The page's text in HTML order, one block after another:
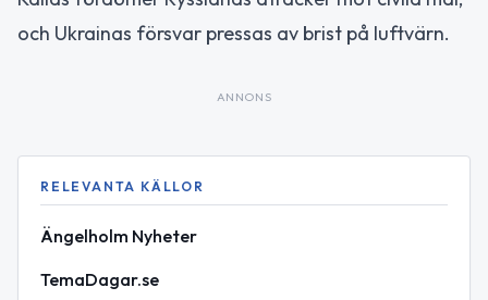
och Ukrainas försvar pressas av brist på luftvärn.
ANNONS
RELEVANTA KÄLLOR
Ängelholm Nyheter
TemaDagar.se